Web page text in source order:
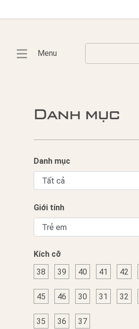
Menu
Danh mục
Danh mục
Giới tính
Kích cỡ
38
39 40 41 42
45 46 30 31 32
35 36 37